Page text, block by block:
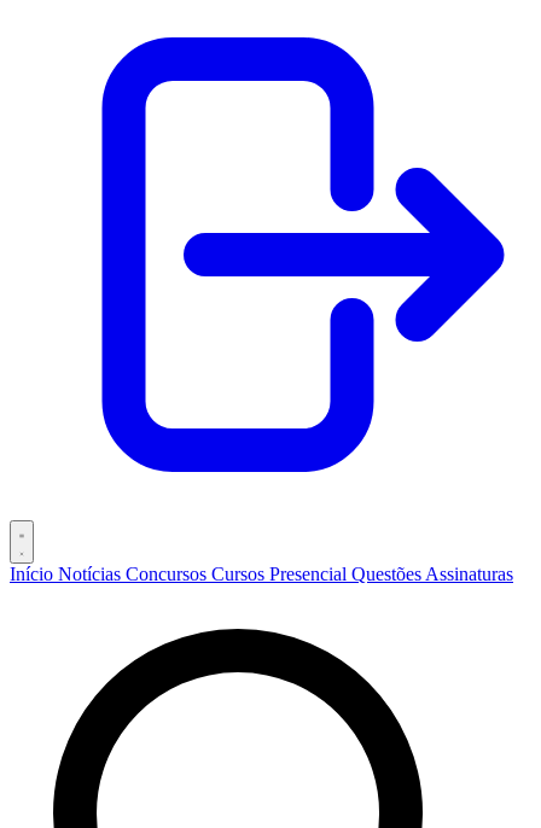
Início Notícias Concursos Cursos Presencial Questões Assinaturas